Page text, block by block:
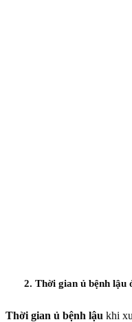
2. Thời gian ủ bệnh lậu
Thời gian ủ bệnh lậu khi